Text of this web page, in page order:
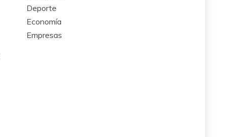
Deporte
Economía
Empresas